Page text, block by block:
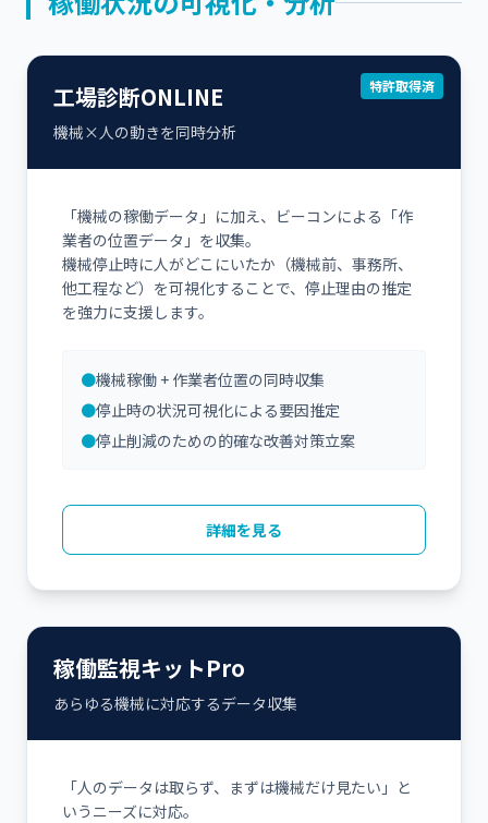
特許取得済
工場診断ONLINE
機械×人の動きを同時分析
「機械の稼働データ」に加え、ビーコンによる「作
業者の位置データ」を収集。
機械停止時に人がどこにいたか（機械前、事務所、
他工程など）を可視化することで、停止理由の推定
を強力に支援します。
●機械稼働 + 作業者位置の同時収集
●停止時の状況可視化による要因推定
●停止削減のための的確な改善対策立案
詳細を見る
稼働監視キットPro
あらゆる機械に対応するデータ収集
「人のデータは取らず、まずは機械だけ見たい」と
いうニーズに対応。